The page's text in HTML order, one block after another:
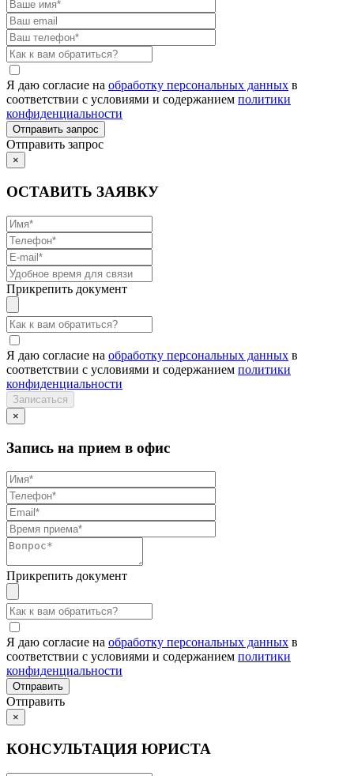
Я даю согласие на обработку персональных данных в
соответствии с условиями и содержанием политики
конфиденциальности
Отправить запрос
×
ОСТАВИТЬ ЗАЯВКУ
Прикрепить документ
Я даю согласие на обработку персональных данных в
соответствии с условиями и содержанием политики
конфиденциальности
×
Запись на прием в офис
Прикрепить документ
Я даю согласие на обработку персональных данных в
соответствии с условиями и содержанием политики
конфиденциальности
Отправить
×
КОНСУЛЬТАЦИЯ ЮРИСТА